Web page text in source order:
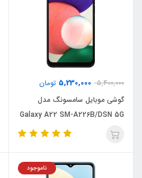
5,400,000
5,230,000 تومان
گوشی موبایل سامسونگ مدل
Galaxy A22 SM-A226B/DSN 5G
دو سیم کارت ظرفیت 64 گیگابایت و
ناموجود